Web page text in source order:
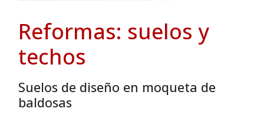
Reformas: suelos y
techos
Suelos de diseño en moqueta de
baldosas